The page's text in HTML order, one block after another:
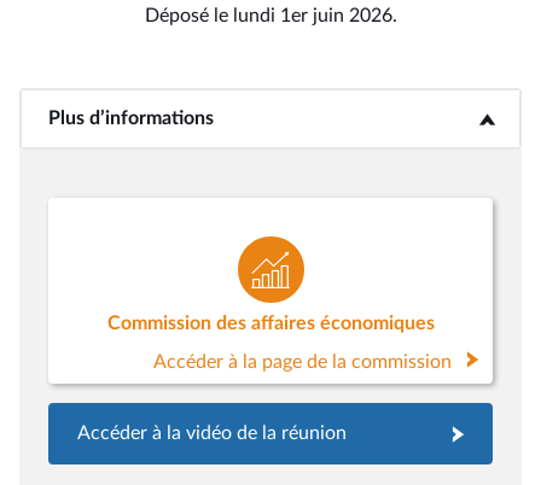
Déposé le lundi 1er juin 2026.
Plus d’informations<b>Plus d’informations</b>
Commission des affaires économiques
Accéder à la page de la commission
Accéder à la vidéo de la réunion